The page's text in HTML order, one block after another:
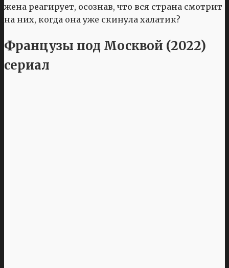
жена реагирует, осознав, что вся страна смотрит
на них, когда она уже скинула халатик?
Французы под Москвой (2022)
сериал